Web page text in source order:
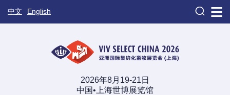
中文 English 
2026年8月19-21日
中国•上海世博展览馆